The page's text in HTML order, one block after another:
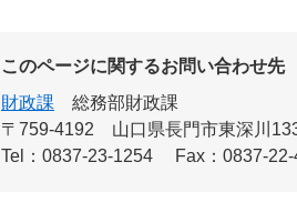
このページに関するお問い合わせ先
財政課
総務部財政課
〒759-4192
山口県長門市東深川
Tel：0837-23-1254
Fax：0837-